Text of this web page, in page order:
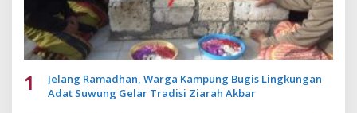
1
Jelang Ramadhan, Warga Kampung Bugis Lingkungan
Adat Suwung Gelar Tradisi Ziarah Akbar